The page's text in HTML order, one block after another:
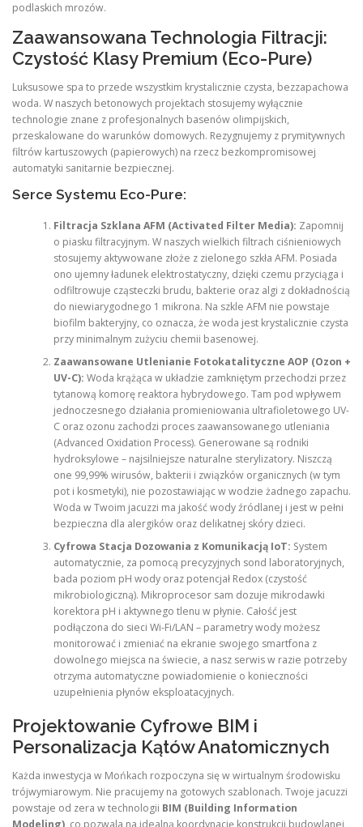
podlaskich mrozów.
Zaawansowana Technologia Filtracji:
Czystość Klasy Premium (Eco-Pure)
Luksusowe spa to przede wszystkim krystalicznie czysta, bezzapachowa
woda. W naszych betonowych projektach stosujemy wyłącznie
technologie znane z profesjonalnych basenów olimpijskich,
przeskalowane do warunków domowych. Rezygnujemy z prymitywnych
filtrów kartuszowych (papierowych) na rzecz bezkompromisowej
automatyki sanitarnie bezpiecznej.
Serce Systemu Eco-Pure:
Filtracja Szklana AFM (Activated Filter Media): Zapomnij
o piasku filtracyjnym. W naszych wielkich filtrach ciśnieniowych
stosujemy aktywowane złoże z zielonego szkła AFM. Posiada
ono ujemny ładunek elektrostatyczny, dzięki czemu przyciąga i
odfiltrowuje cząsteczki brudu, bakterie oraz algi z dokładnością
do niewiarygodnego 1 mikrona. Na szkle AFM nie powstaje
biofilm bakteryjny, co oznacza, że woda jest krystalicznie czysta
przy minimalnym zużyciu chemii basenowej.
Zaawansowane Utlenianie Fotokatalityczne AOP (Ozon +
UV-C): Woda krążąca w układzie zamkniętym przechodzi przez
tytanową komorę reaktora hybrydowego. Tam pod wpływem
jednoczesnego działania promieniowania ultrafioletowego UV-
C oraz ozonu zachodzi proces zaawansowanego utleniania
(Advanced Oxidation Process). Generowane są rodniki
hydroksylowe – najsilniejsze naturalne sterylizatory. Niszczą
one 99,99% wirusów, bakterii i związków organicznych (w tym
pot i kosmetyki), nie pozostawiając w wodzie żadnego zapachu.
Woda w Twoim jacuzzi ma jakość wody źródlanej i jest w pełni
bezpieczna dla alergików oraz delikatnej skóry dzieci.
Cyfrowa Stacja Dozowania z Komunikacją IoT: System
automatycznie, za pomocą precyzyjnych sond laboratoryjnych,
bada poziom pH wody oraz potencjał Redox (czystość
mikrobiologiczną). Mikroprocesor sam dozuje mikrodawki
korektora pH i aktywnego tlenu w płynie. Całość jest
podłączona do sieci Wi-Fi/LAN – parametry wody możesz
monitorować i zmieniać na ekranie swojego smartfona z
dowolnego miejsca na świecie, a nasz serwis w razie potrzeby
otrzyma automatyczne powiadomienie o konieczności
uzupełnienia płynów eksploatacyjnych.
Projektowanie Cyfrowe BIM i
Personalizacja Kątów Anatomicznych
Każda inwestycja w Mońkach rozpoczyna się w wirtualnym środowisku
trójwymiarowym. Nie pracujemy na gotowych szablonach. Twoje jacuzzi
powstaje od zera w technologii BIM (Building Information